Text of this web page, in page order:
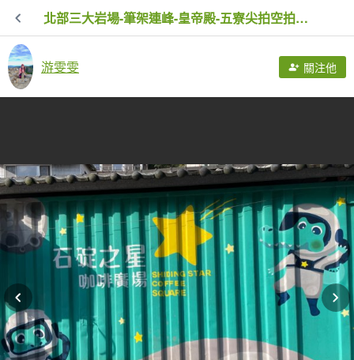
北部三大岩場-筆架連峰-皇帝殿-五寮尖拍空拍寫真💙
游雯雯 關注他